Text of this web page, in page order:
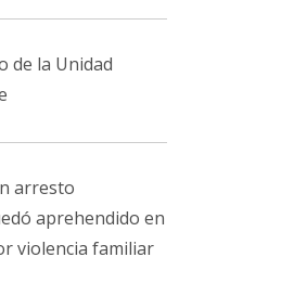
de la Unidad
arresto
aprehendido en
violencia familiar